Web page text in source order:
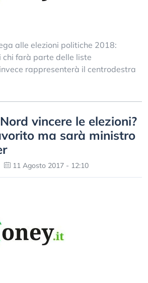
alle elezioni politiche 2018:
chi farà parte delle liste
rappresenterà il centrodestra
vincere le elezioni?
ma sarà ministro
11 Agosto 2017 - 12:10